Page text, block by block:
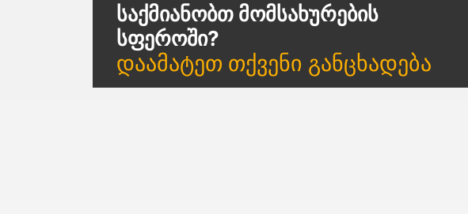
Საქმიანობთ Მომსახურების
Სფეროში?
Დაამატეთ Თქვენი Განცხადება